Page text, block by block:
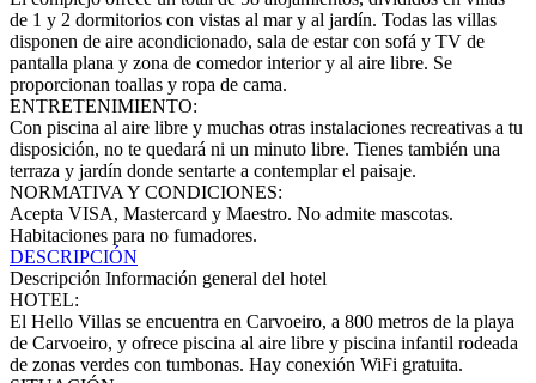
de 1 y 2 dormitorios con vistas al mar y al jardín. Todas las villas
disponen de aire acondicionado, sala de estar con sofá y TV de
pantalla plana y zona de comedor interior y al aire libre. Se
proporcionan toallas y ropa de cama.
ENTRETENIMIENTO:
Con piscina al aire libre y muchas otras instalaciones recreativas a tu
disposición, no te quedará ni un minuto libre. Tienes también una
terraza y jardín donde sentarte a contemplar el paisaje.
NORMATIVA Y CONDICIONES:
Acepta VISA, Mastercard y Maestro. No admite mascotas.
Habitaciones para no fumadores.
DESCRIPCIÓN
Descripción Información general del hotel
HOTEL:
El Hello Villas se encuentra en Carvoeiro, a 800 metros de la playa
de Carvoeiro, y ofrece piscina al aire libre y piscina infantil rodeada
de zonas verdes con tumbonas. Hay conexión WiFi gratuita.